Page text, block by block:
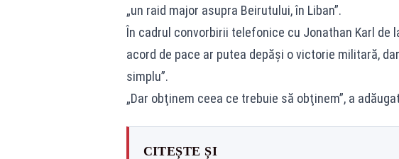
„un raid major asupra Beirutului, în Liban”.
În cadrul convorbirii telefonice cu Jonathan Karl de
acord de pace ar putea depăşi o victorie militară,
simplu”.
„Dar obţinem ceea ce trebuie să obţinem”, a
CITEȘTE ȘI